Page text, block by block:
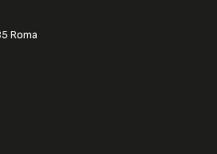
Roma